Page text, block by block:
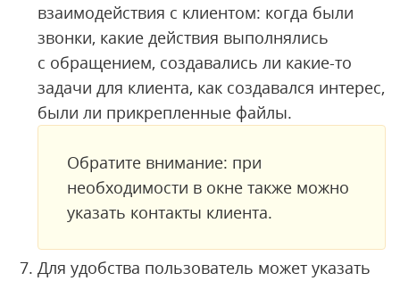
взаимодействия с клиентом: когда были
звонки, какие действия выполнялись
с обращением, создавались ли какие-то
задачи для клиента, как создавался интерес,
были ли прикрепленные файлы.
Обратите внимание: при
необходимости в окне также можно
указать контакты клиента.
Для удобства пользователь может указать